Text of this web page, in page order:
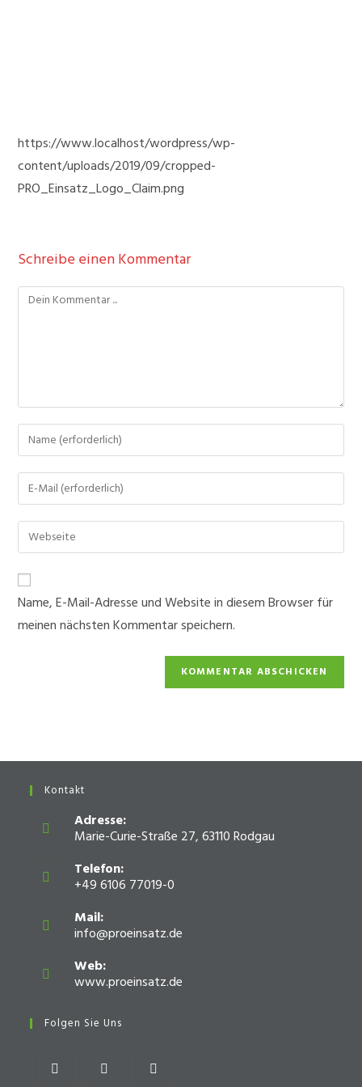
https://www.localhost/wordpress/wp-
content/uploads/2019/09/cropped-
PRO_Einsatz_Logo_Claim.png
Schreibe einen Kommentar
Kommentieren
Gib
deinen
Namen
oder
zum
Kommentieren
ein
Gib
deine
E-
Mail-
zum
Kommentieren
ein
Gib
deine
Website-
URL
ein
(optional)
Name, E-Mail-Adresse und Website in diesem Browser für
meinen nächsten Kommentar speichern.
Kontakt
Adresse:
Marie-Curie-Straße 27, 63110 Rodgau
Telefon:
+49 6106 77019-0
Mail:
info@proeinsatz.de
Web:
www.proeinsatz.de
Folgen Sie Uns